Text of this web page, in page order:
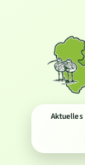
Aktuelles